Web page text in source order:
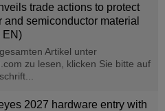
trade actions to protect
and semiconductor material
EN)
Artikel unter
zu lesen, klicken Sie bitte auf
2027 hardware entry with